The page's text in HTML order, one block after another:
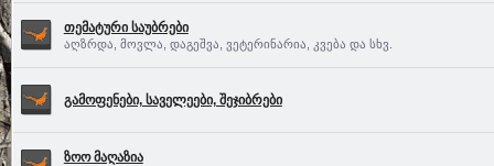
თემატური საუბრები
აღზრდა, მოვლა, დაგეშვა, ვეტერინარია, კვება და სხვ.
გამოფენები, საველეები, შეჯიბრები
ზოო მაღაზია